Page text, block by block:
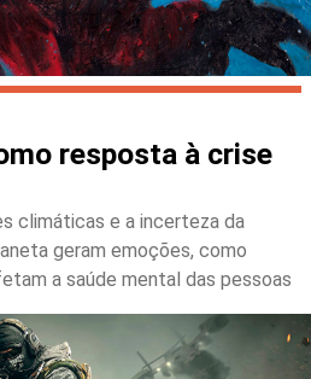
resposta à crise
climáticas e a incerteza da
geram emoções, como
a saúde mental das pessoas